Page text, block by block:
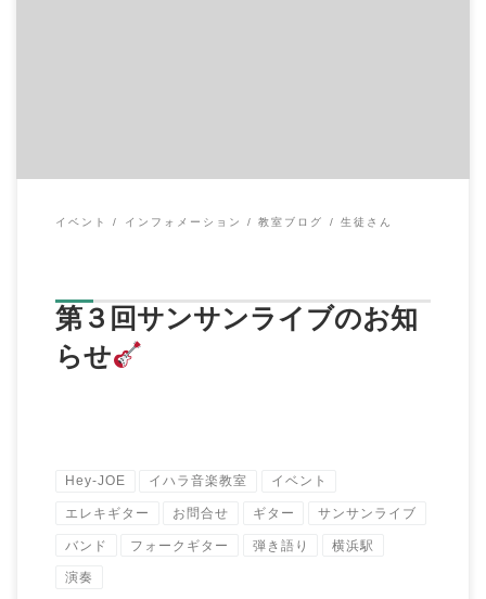
イベント インフォメーション 教室ブログ 生徒さん
第３回サンサンライブのお知
らせ
Hey-JOE イハラ音楽教室 イベント
エレキギター お問合せ ギター サンサンライブ
バンド フォークギター 弾き語り 横浜駅
演奏